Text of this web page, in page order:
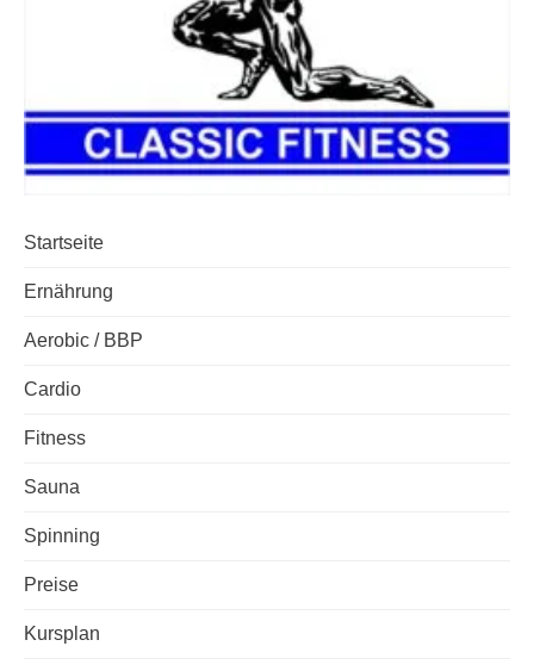
Startseite
Ernährung
Aerobic / BBP
Cardio
Fitness
Sauna
Spinning
Preise
Kursplan